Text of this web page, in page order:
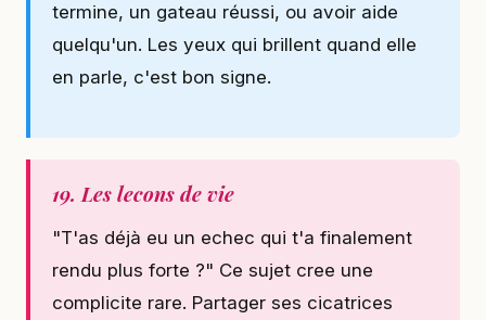
termine, un gateau réussi, ou avoir aide
quelqu'un. Les yeux qui brillent quand elle
en parle, c'est bon signe.
19. Les lecons de vie
"T'as déjà eu un echec qui t'a finalement
rendu plus forte ?" Ce sujet cree une
complicite rare. Partager ses cicatrices